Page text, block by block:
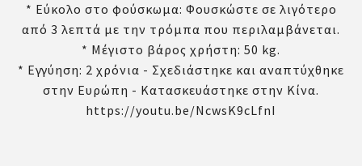
* Εύκολο στο φούσκωμα: Φουσκώστε σε λιγότερο
από 3 λεπτά με την τρόμπα που περιλαμβάνεται.
* Μέγιστο βάρος χρήστη: 50 kg.
* Εγγύηση: 2 χρόνια - Σχεδιάστηκε και αναπτύχθηκε
στην Ευρώπη - Κατασκευάστηκε στην Κίνα.
https://youtu.be/NcwsK9cLfnI